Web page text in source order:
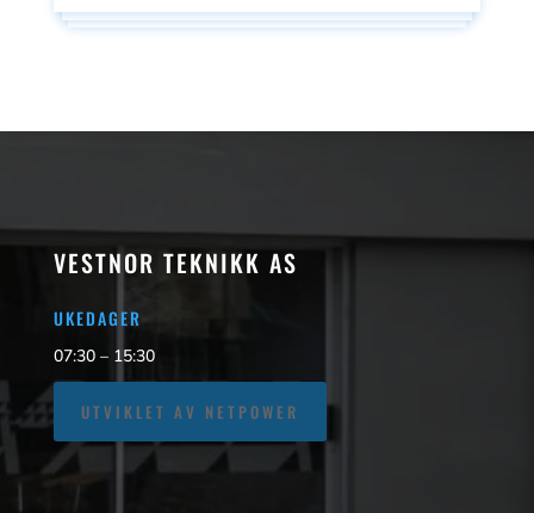
VESTNOR TEKNIKK AS
UKEDAGER
07:30 – 15:30
UTVIKLET AV NETPOWER